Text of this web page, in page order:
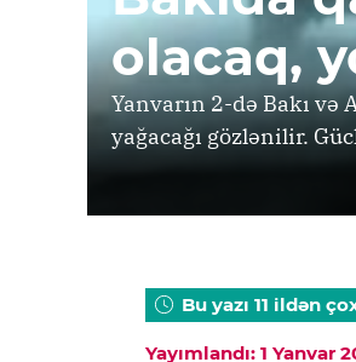
olacaq,
Yanvarın 2-də Bakı və
yağacağı gözlənilir.
Bu yazı 11 ildən
Yayımlandı: 1 Yanvar